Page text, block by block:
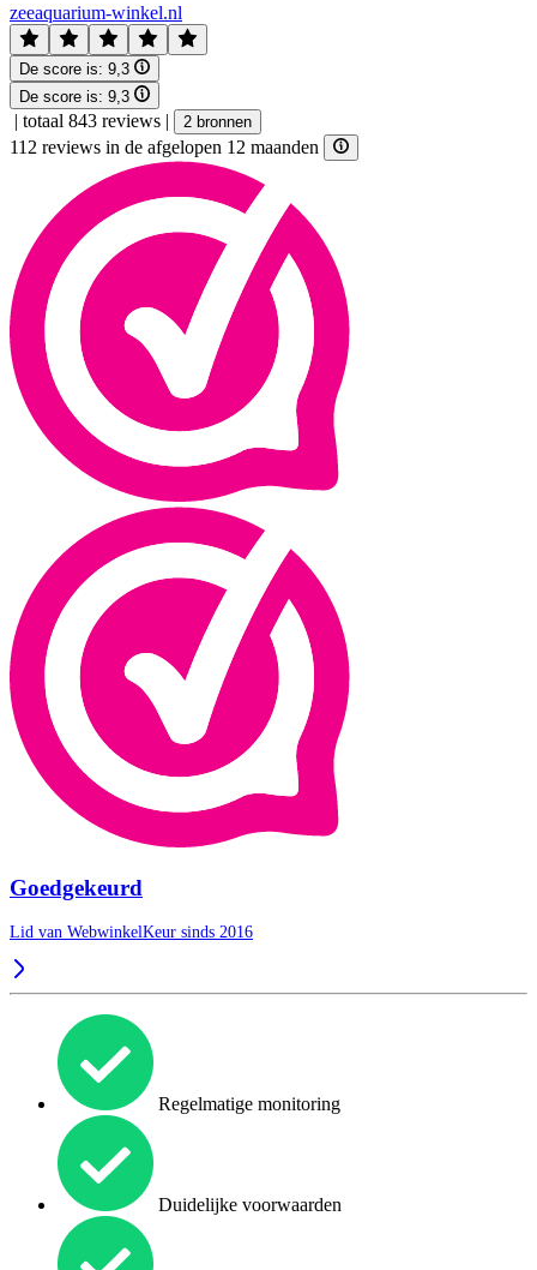
zeeaquarium-winkel.nl
De score is: 9,3
De score is: 9,3
| totaal 843 reviews | 2 bronnen
112 reviews in de afgelopen 12 maanden
Goedgekeurd
Lid van WebwinkelKeur sinds 2016
Regelmatige monitoring
Duidelijke voorwaarden